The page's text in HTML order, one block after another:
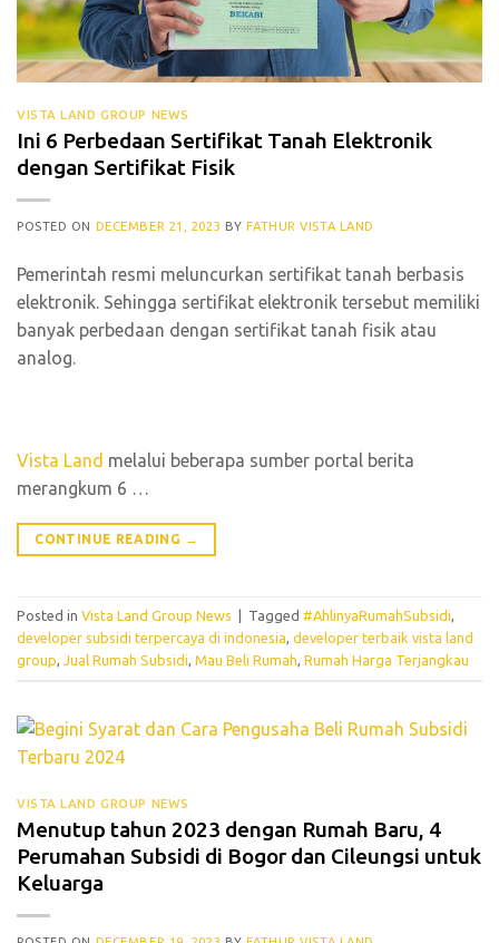
VISTA LAND GROUP NEWS
Ini 6 Perbedaan Sertifikat Tanah Elektronik
dengan Sertifikat Fisik
POSTED ON DECEMBER 21, 2023 BYFATHUR VISTA LAND
Pemerintah resmi meluncurkan sertifikat tanah berbasis
elektronik. Sehingga sertifikat elektronik tersebut memiliki
banyak perbedaan dengan sertifikat tanah fisik atau
analog.
Vista Land melalui beberapa sumber portal berita
merangkum 6 …
CONTINUE READING →
Posted in Vista Land Group News Tagged #AhlinyaRumahSubsidi,
developer subsidi terpercaya di indonesia, developer terbaik vista land
group, Jual Rumah Subsidi, Mau Beli Rumah, Rumah Harga Terjangkau
VISTA LAND GROUP NEWS
Menutup tahun 2023 dengan Rumah Baru, 4
Perumahan Subsidi di Bogor dan Cileungsi untuk
Keluarga